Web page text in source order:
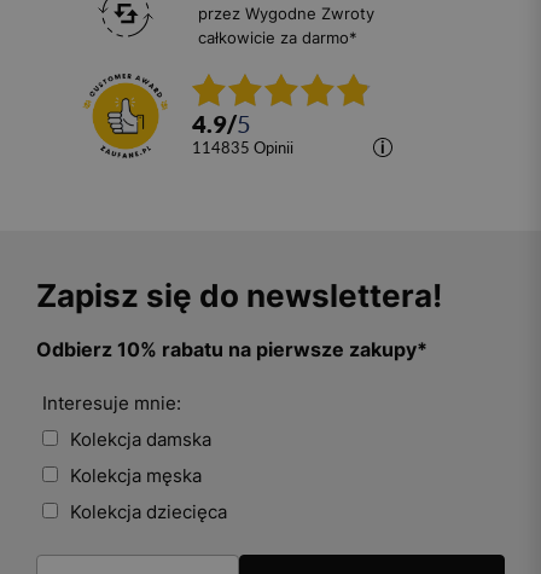
przez Wygodne Zwroty
całkowicie za darmo*
4.9/5
114835 opinii
Zapisz się do newslettera!
Odbierz 10% rabatu na pierwsze zakupy*
Interesuje mnie:
Kolekcja damska
Kolekcja męska
Kolekcja dziecięca